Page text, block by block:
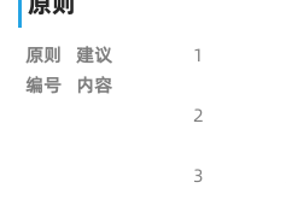
原则
编号
建议
内容
1
2
3